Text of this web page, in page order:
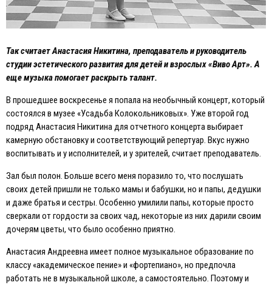
Так считает Анастасия Никитина, преподаватель и руководитель
студии эстетического развития для детей и взрослых «Виво Арт». А
еще музыка помогает раскрыть талант.
В прошедшее воскресенье я попала на необычный концерт, который
состоялся в музее «Усадьба Колокольниковых». Уже второй год
подряд Анастасия Никитина для отчетного концерта выбирает
камерную обстановку и соответствующий репертуар. Вкус нужно
воспитывать и у исполнителей, и у зрителей, считает преподаватель.
Зал был полон. Больше всего меня поразило то, что послушать
своих детей пришли не только мамы и бабушки, но и папы, дедушки
и даже братья и сестры. Особенно умилили папы, которые просто
сверкали от гордости за своих чад, некоторые из них дарили своим
дочерям цветы, что было особенно приятно.
Анастасия Андреевна имеет полное музыкальное образование по
классу «академическое пение» и «фортепиано», но предпочла
работать не в музыкальной школе, а самостоятельно. Поэтому и